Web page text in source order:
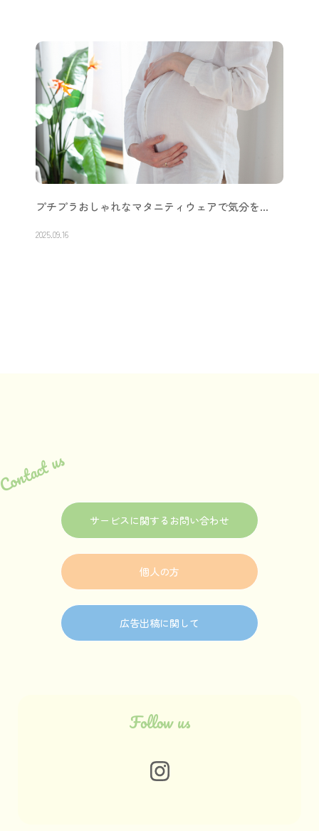
プチプラおしゃれなマタニティウェアで気分を…
2025.09.16
us
サービスに関するお問い合わせ
個人の方
広告出稿に関して
Follow us